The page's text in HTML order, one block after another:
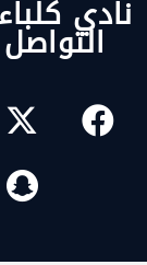
نادي